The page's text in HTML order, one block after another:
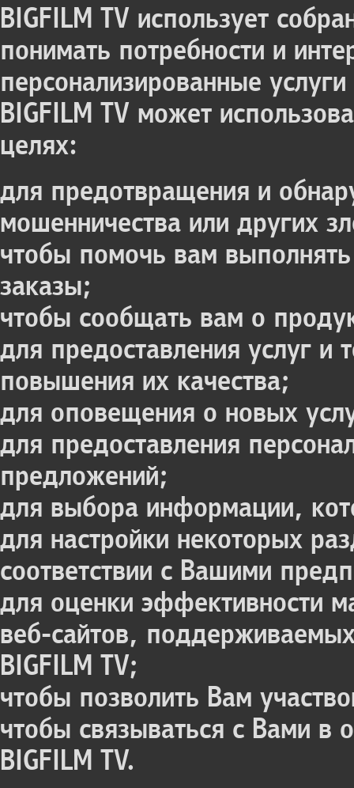
BIGFILM TV использует
понимать потребности и
персонализированные
BIGFILM TV может
целях:
для предотвращения и
мошенничества или других
чтобы помочь вам
заказы;
чтобы сообщать вам о
для предоставления услуг и
повышения их качества;
для оповещения о новых
для предоставления
предложений;
для выбора информации,
для настройки некоторых
соответствии с Вашими
для оценки эффективности
веб-сайтов,
BIGFILM TV;
чтобы позволить Вам
чтобы связываться с Вами в
BIGFILM TV.